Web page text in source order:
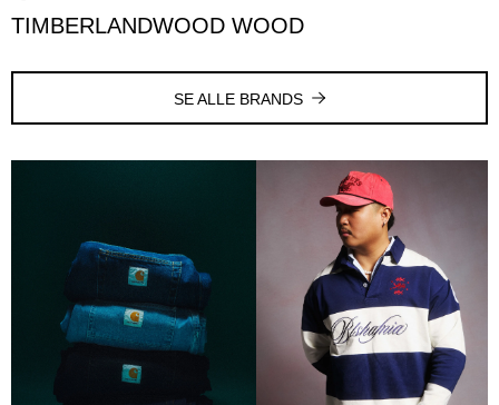
TIMBERLANDWOOD WOOD
SE ALLE BRANDS